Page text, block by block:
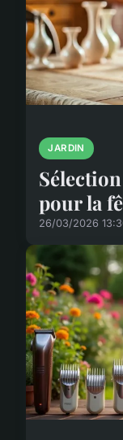
JARDIN
pour la
26/03/2026